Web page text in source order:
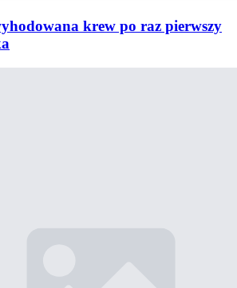
krew po raz pierwszy